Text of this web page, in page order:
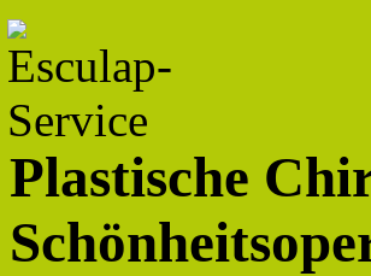
Plastische